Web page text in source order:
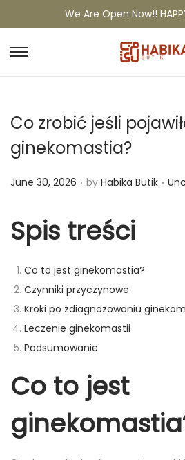
We Are Open Now!!
Co zrobić jeśli
ginekomastia?
P
s
t
o
n
June 30, 2026 . by Habika Butik . P
n
Spis treści
Co to jest ginekomastia?
Czynniki przyczynowe
Kroki po zdiagnozowaniu
Leczenie ginekomastii
Podsumowanie
Co to jest